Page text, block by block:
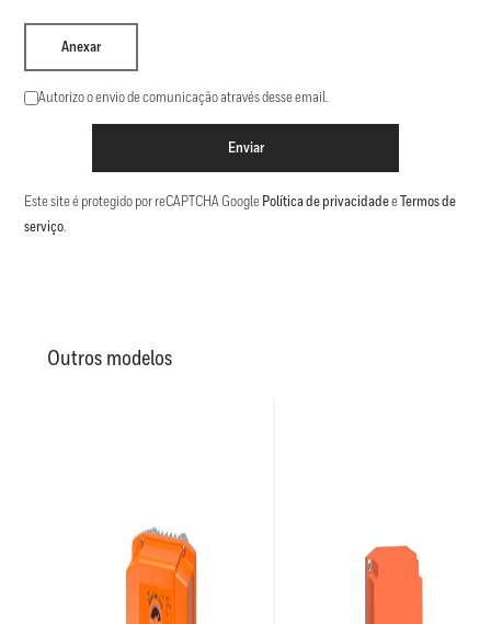
Anexar
Autorizo o envio de comunicação através desse email.
Enviar
Este site é protegido por reCAPTCHA Google Política de privacidadee Termos de
serviço.
Outros modelos